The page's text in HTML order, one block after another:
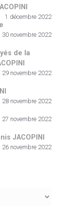
1 décembre 2022
30 novembre 2022
de la
29 novembre 2022
28 novembre 2022
27 novembre 2022
JACOPINI
26 novembre 2022